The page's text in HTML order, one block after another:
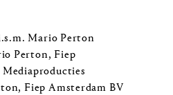
Mario Perton
Perton, Fiep
Mediaproducties
Fiep Amsterdam BV